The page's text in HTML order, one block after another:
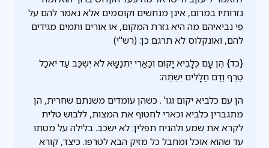
גזרותיו במרום, אינן מנחשים וקוסמים אלא נאמר להם על
פי נביאיהם מה היא גזרת המקום, או אורים ותמים מגידים
להם, ואונקלוס לא תרגם כן: (רש"י)
{כד} הֶן עָם כְּלָבִיא יָקוּם וְכַאֲרִי יִתְנַשָּׂא לֹא יִשְׁכַּב עַד יֹאכַל
טֶרֶף וְדַם חֲלָלִים יִשְׁתֶּה:
הן עם כלביא יקום וגו' . כשהן עומדים משנתם שחרית, הן
מתגברין כלביא וכארי לחטוף את המצות, ללבוש טלית
לקרא את שמע ולהניח תפלין: לא ישכב. בלילה על מטתו
עד שהוא אוכל ומחבל כל מזיק הבא לטרפו. כיצד, קורא